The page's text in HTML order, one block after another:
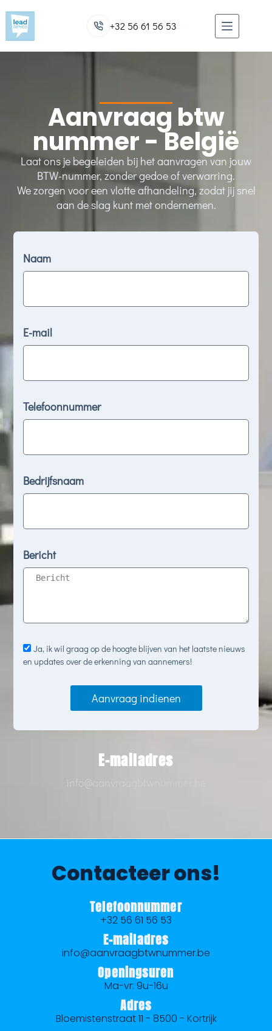
+32 56 61 56 53
Aanvraag btw
nummer - België
Laat ons je begeleiden bij het aanvragen van jouw
BTW-nummer, zonder gedoe of verwarring.
We zorgen voor een vlotte afhandeling, zodat jij snel
aan de slag kunt met ondernemen.
Naam
E-mail
Telefoonnummer
Bedrijfsnaam
Bericht
Ja, ik wil graag op de hoogte blijven van het laatste nieuws
en updates over de erkenning van aannemers!
Aanvraag indienen
l
E-mailadres
info@aanvraagbtwnummer.be
Contacteer ons!
Telefoonnummer
+32 56 61 56 53
E-mailadres
info@aanvraagbtwnummer.be
Openingsuren
Ma-vr: 9u-16u
Adres
Bloemistenstraat 11 - 8500 - Kortrijk